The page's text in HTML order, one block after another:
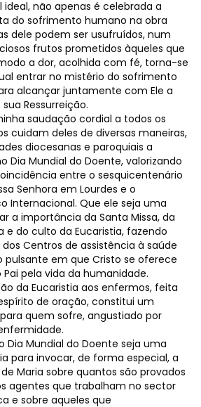
não apenas é celebrada a
do sofrimento humano na obra
dele podem ser usufruídos, num
frutos prometidos àqueles que
a dor, acolhida com fé, torna-se
entrar no mistério do sofrimento
alcançar juntamente com Ele a
Ressurreição.
saudação cordial a todos os
cuidam deles de diversas maneiras,
diocesanas e paroquiais a
Dia Mundial do Doente, valorizando
entre o sesquicentenário
Senhora em Lourdes e o
Internacional. Que ele seja uma
a importância da Santa Missa, da
e do culto da Eucaristia, fazendo
Centros de assistência à saúde
em que Cristo se oferece
pela vida da humanidade.
da Eucaristia aos enfermos, feita
de oração, constitui um
quem sofre, angustiado por
Dia Mundial do Doente seja uma
para invocar, de forma especial, a
Maria sobre quantos são provados
agentes que trabalham no sector
e sobre aqueles que